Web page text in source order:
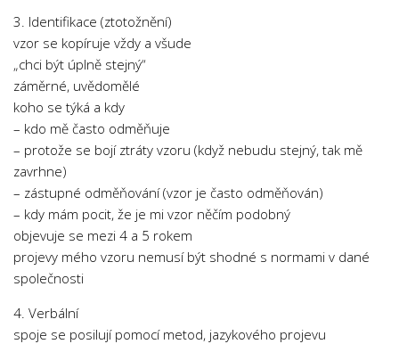
3. Identifikace (ztotožnění)
vzor se kopíruje vždy a všude
„chci být úplně stejný“
záměrné, uvědomělé
koho se týká a kdy
– kdo mě často odměňuje
– protože se bojí ztráty vzoru (když nebudu stejný, tak mě
zavrhne)
– zástupné odměňování (vzor je často odměňován)
– kdy mám pocit, že je mi vzor něčím podobný
objevuje se mezi 4 a 5 rokem
projevy mého vzoru nemusí být shodné s normami v dané
společnosti
4. Verbální
spoje se posilují pomocí metod, jazykového projevu